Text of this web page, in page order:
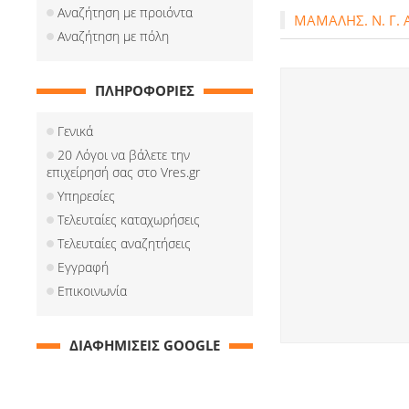
ΜΑΜΑΛΗΣ. Ν. Γ.
Αναζήτηση με προιόντα
Αναζήτηση με πόλη
ΠΛΗΡΟΦΟΡΙΕΣ
Γενικά
20 Λόγοι να βάλετε την
επιχείρησή σας στο Vres.gr
Υπηρεσίες
Τελευταίες καταχωρήσεις
Τελευταίες αναζητήσεις
Εγγραφή
Επικοινωνία
ΔΙΑΦΗΜΙΣΕΙΣ GOOGLE